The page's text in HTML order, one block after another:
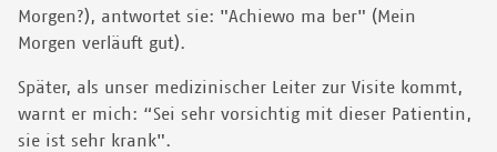
Morgen?), antwortet sie: "Achiewo ma ber" (Mein
Morgen verläuft gut).
Später, als unser medizinischer Leiter zur Visite kommt,
warnt er mich: “Sei sehr vorsichtig mit dieser Patientin,
sie ist sehr krank".